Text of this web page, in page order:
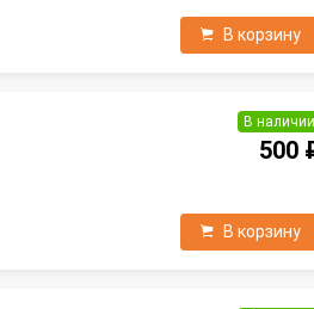
В корзину
В наличии
500
В корзину